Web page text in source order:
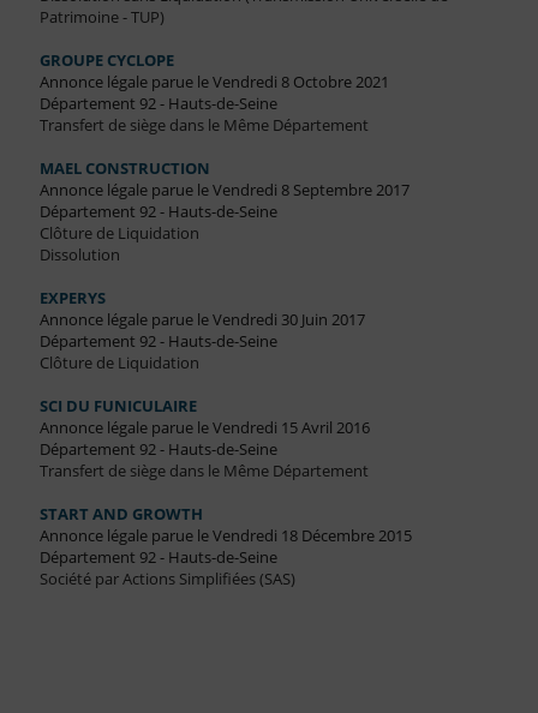
Patrimoine - TUP)
GROUPE CYCLOPE
Annonce légale parue le Vendredi 8 Octobre 2021
Département 92 - Hauts-de-Seine
Transfert de siège dans le Même Département
MAEL CONSTRUCTION
Annonce légale parue le Vendredi 8 Septembre 2017
Département 92 - Hauts-de-Seine
Clôture de Liquidation
Dissolution
EXPERYS
Annonce légale parue le Vendredi 30 Juin 2017
Département 92 - Hauts-de-Seine
Clôture de Liquidation
SCI DU FUNICULAIRE
Annonce légale parue le Vendredi 15 Avril 2016
Département 92 - Hauts-de-Seine
Transfert de siège dans le Même Département
START AND GROWTH
Annonce légale parue le Vendredi 18 Décembre 2015
Département 92 - Hauts-de-Seine
Société par Actions Simplifiées (SAS)